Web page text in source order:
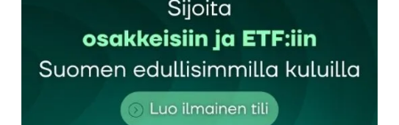
Sähköpostiosoitettasi ei julkaista.Pakolliset
kentät on merkitty*